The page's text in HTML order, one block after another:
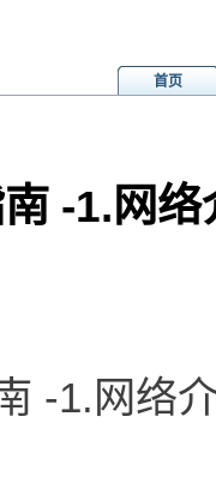
首页
-1.网
-1.网络